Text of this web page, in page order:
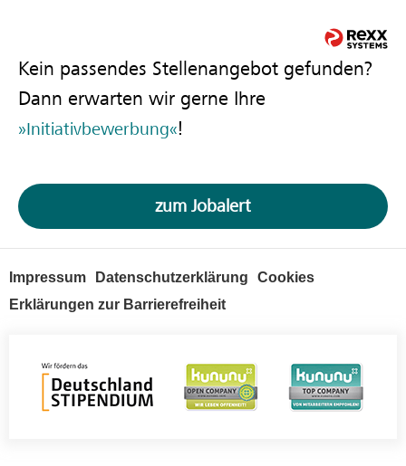
Kein passendes Stellenangebot gefunden?
Dann erwarten wir gerne Ihre
Initiativbewerbung !
zum Jobalert
Impressum Datenschutzerklärung
Cookies
Erklärungen zur Barrierefreiheit